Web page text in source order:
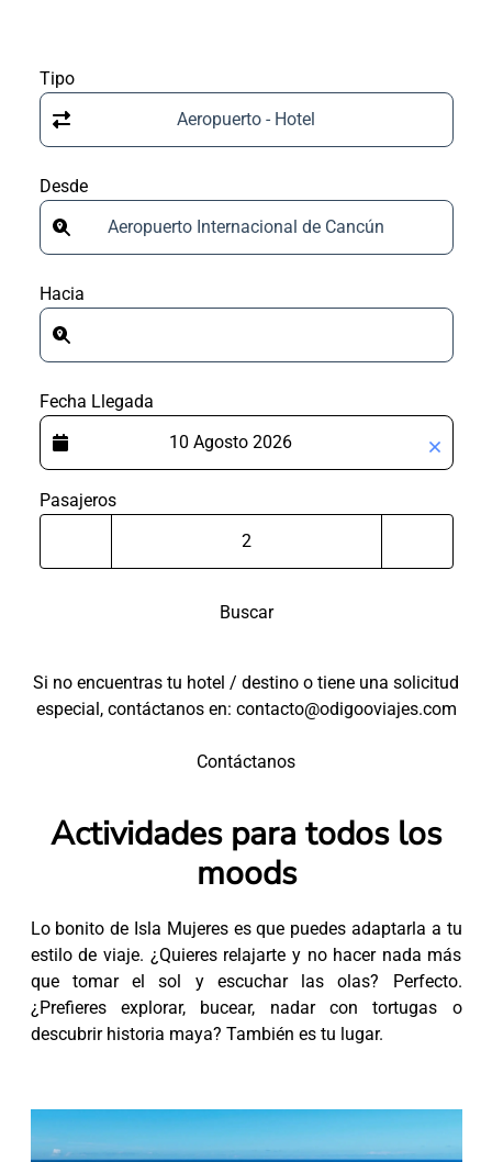
Tipo
Aeropuerto - Hotel
Desde
Aeropuerto Internacional de Cancún
Hacia
Fecha Llegada
Pasajeros
Buscar
Si no encuentras tu hotel / destino o tiene una solicitud
especial, contáctanos en: contacto@odigooviajes.com
Contáctanos
Actividades para todos los
moods
Lo bonito de Isla Mujeres es que puedes adaptarla a tu
estilo de viaje. ¿Quieres relajarte y no hacer nada más
que tomar el sol y escuchar las olas? Perfecto.
¿Prefieres explorar, bucear, nadar con tortugas o
descubrir historia maya? También es tu lugar.